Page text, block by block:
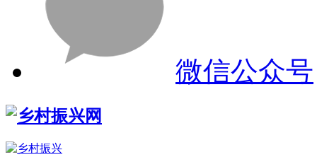
微信公众号